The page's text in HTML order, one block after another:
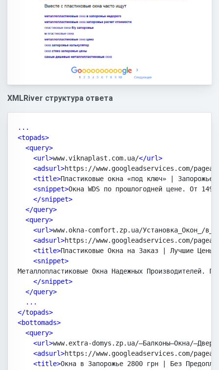
XMLRiver структура ответа
<topads>
  <query>
    <url>
www.viknaplast.com.ua/</url>
<adsurl>https://www.googleadservices.com/pagead/
    <title>
Пластиковые окна «под ключ» |
    <snippet>
Окна WDS по прошлогодней цене. От
</snippet>
  </query>
  <query>
    <url>
www.okna-comfort.zp.ua/Установка_Окон_/
    <adsurl>
https://www.googleadservices.com/pagead/
    <title>
Пластиковые Окна на Заказ | Лучшие Цены
    <snippet>
    </snippet>
  </query>
...
</topads>
<bottomads>
  <query>
    <url>
www.extra-domys.zp.ua/—Балконы—Окна/
    <adsurl>
https://www.googleadservices.com/pagead/
    <title>
Окна в Запорожье 2800 грн | Без